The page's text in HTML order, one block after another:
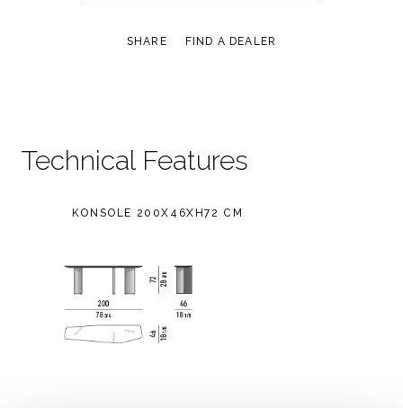
SHARE FIND A DEALER
Technical Features
KONSOLE 200X46XH72 CM